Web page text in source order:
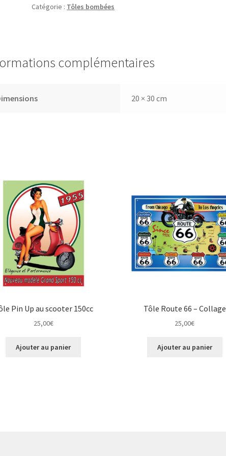
nègre
Catégorie : Tôles bombées
complémentaires
20 × 30 cm
Pin Up au scooter 150cc
25,00€
Ajouter au panier
Tôle Route 66 – Collage
25,00€
Ajouter au panier